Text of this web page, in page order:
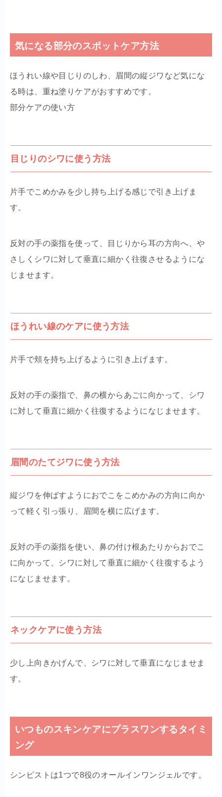
気になる部分のスポットケア方法
ほうれい線や目じりのしわ、眉間の縦ジワなど気にな
る時は、重ね塗りケアがおすすめです。
部分ケアの使い方
目じりのシワに使う方法
片手でこめかみを少し持ち上げる感じで引き上げま
す。
反対の手の薬指を使って、目じりから耳の方向へ、や
さしくシワに対して垂直に細かく往復させるようにな
じませます。
ほうれい線のケアに使う方法
片手で頬を持ち上げるように引き上げます。
反対の手の薬指で、鼻の横からあごに向かって、シワ
に対して垂直に細かく往復するようになじませます。
眉間のたてジワに使う方法
縦ジワを伸ばすようにおでこをこめかみの方向に向か
って軽く引っ張り、眉間を横に広げます。
反対の手の薬指を使い、鼻の付け根あたりからおでこ
に向かって、シワに対して垂直に細かく往復するよう
になじませます。
ネックケアに使う方法
少し上向きかげんで、シワに対して垂直になじませま
す。
いつものスキンケアにプラスワンするタイミ
ング
シンピストは1つで8役のオールインワンジェルです。